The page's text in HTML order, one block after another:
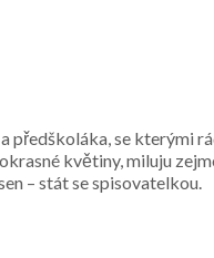
předškoláka, se kterými
květiny, miluju
– stát se spisovatelkou.